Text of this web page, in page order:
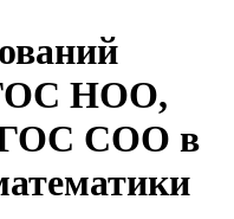
НОО,
СОО в